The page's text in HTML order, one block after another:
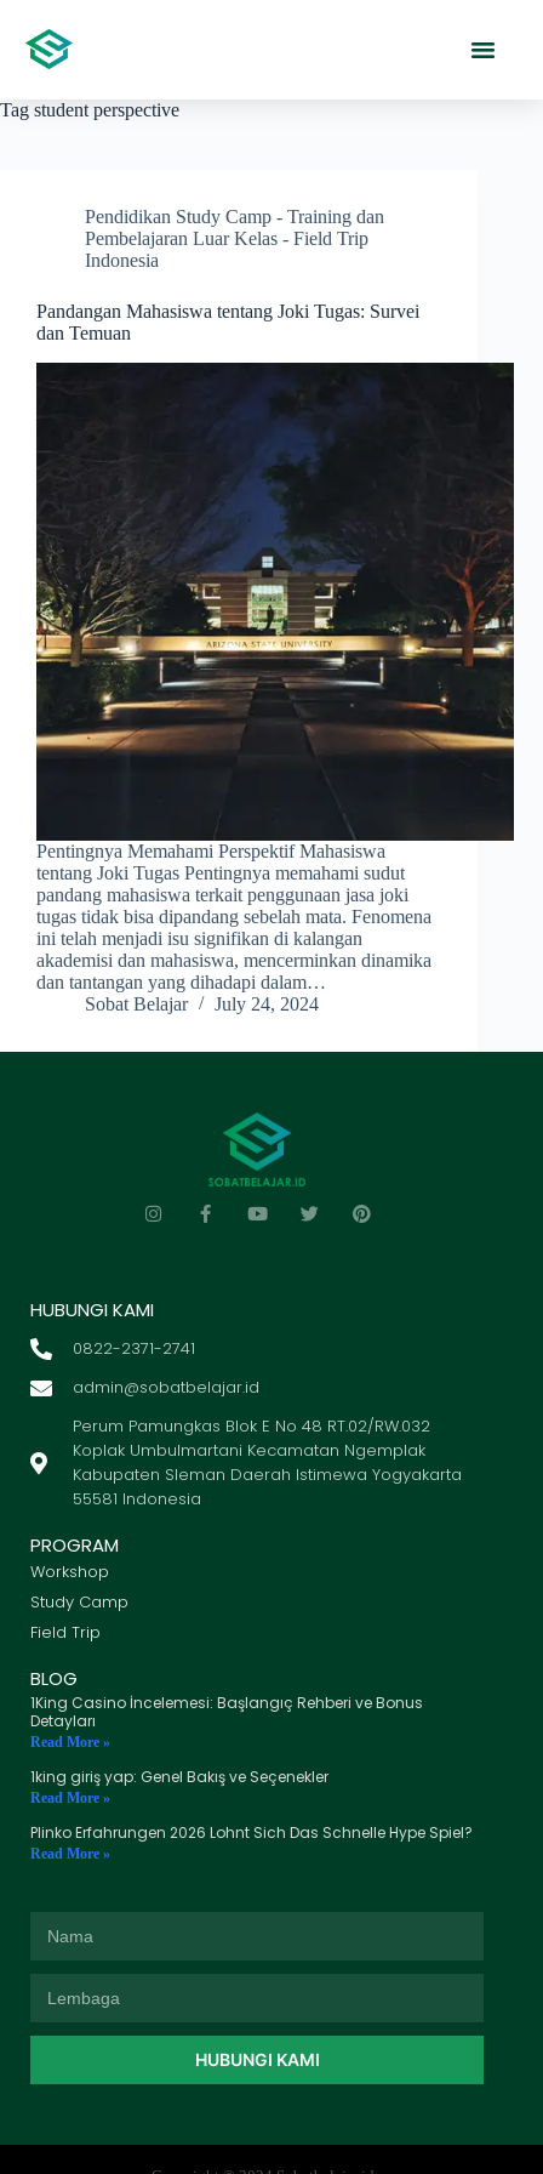
Tag student perspective
Pendidikan Study Camp - Training dan
Pembelajaran Luar Kelas - Field Trip
Indonesia
Pandangan Mahasiswa tentang Joki Tugas: Survei
dan Temuan
Pentingnya Memahami Perspektif Mahasiswa
tentang Joki Tugas Pentingnya memahami sudut
pandang mahasiswa terkait penggunaan jasa joki
tugas tidak bisa dipandang sebelah mata. Fenomena
ini telah menjadi isu signifikan di kalangan
akademisi dan mahasiswa, mencerminkan dinamika
dan tantangan yang dihadapi dalam…
Sobat Belajar
July 24, 2024
HUBUNGI KAMI
0822-2371-2741
admin@sobatbelajar.id
Perum Pamungkas Blok E No 48 RT.02/RW.032
Koplak Umbulmartani Kecamatan Ngemplak
Kabupaten Sleman Daerah Istimewa Yogyakarta
55581 Indonesia
PROGRAM
Workshop
Study Camp
Field Trip
BLOG
1King Casino İncelemesi: Başlangıç Rehberi ve Bonus
Detayları
Read More »
1king giriş yap: Genel Bakış ve Seçenekler
Read More »
Plinko Erfahrungen 2026 Lohnt Sich Das Schnelle Hype Spiel?
Read More »
HUBUNGI KAMI